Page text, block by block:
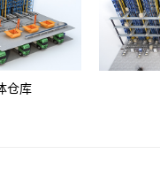
仓库